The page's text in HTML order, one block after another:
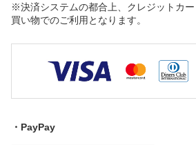
※決済システムの都合上、クレジットカ
買い物でのご利用となります。
・PayPay